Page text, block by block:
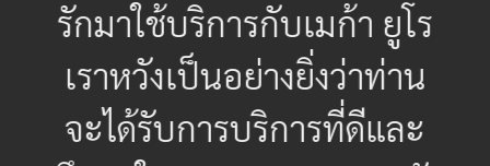
รักมาใช้บริการกับเมก้า ยูโร
เราหวังเป็นอย่างยิ่งว่าท่าน
จะได้รับการบริการที่ดีและ